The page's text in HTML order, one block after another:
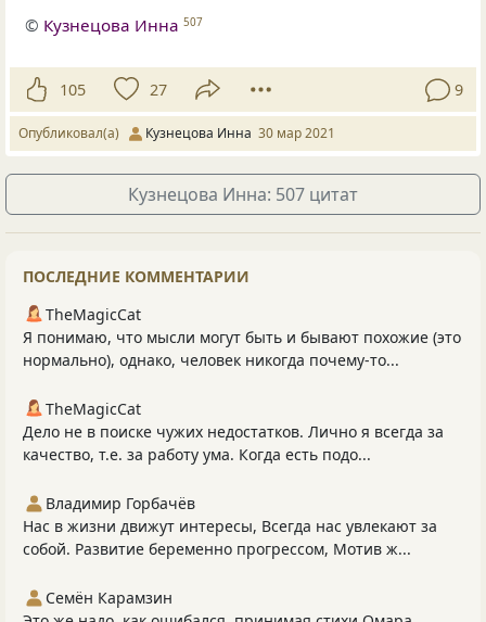
© Кузнецова Инна 507
105 27 9
Опубликовал(а) Кузнецова Инна 30 мар 2021
Кузнецова Инна: 507 цитат
ПОСЛЕДНИЕ КОММЕНТАРИИ
TheMagicCat
Я понимаю, что мысли могут быть и бывают похожие (это
нормально), однако, человек никогда почему-то...
TheMagicCat
Дело не в поиске чужих недостатков. Лично я всегда за
качество, т.е. за работу ума. Когда есть подо...
Владимир Горбачёв
Нас в жизни движут интересы, Всегда нас увлекают за
собой. Развитие беременно прогрессом, Мотив ж...
Семён Карамзин